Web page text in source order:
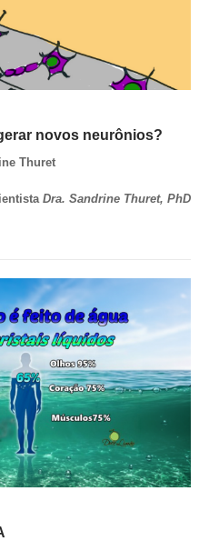
novos neurônios?
Thuret
Dra. Sandrine Thuret, PhD